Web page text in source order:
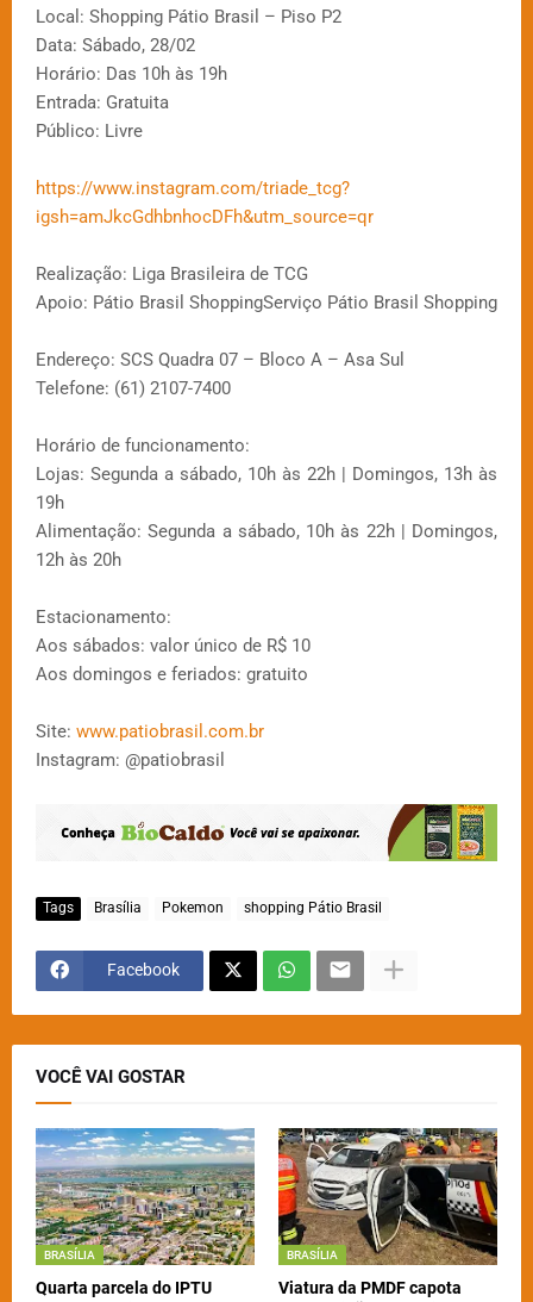
Local: Shopping Pátio Brasil – Piso P2
Data: Sábado, 28/02
Horário: Das 10h às 19h
Entrada: Gratuita
Público: Livre
https://www.instagram.com/triade_tcg?
igsh=amJkcGdhbnhocDFh&utm_source=qr
Realização: Liga Brasileira de TCG
Apoio: Pátio Brasil ShoppingServiço Pátio Brasil Shopping
Endereço: SCS Quadra 07 – Bloco A – Asa Sul
Telefone: (61) 2107-7400
Horário de funcionamento:
Lojas: Segunda a sábado, 10h às 22h | Domingos, 13h às
19h
Alimentação: Segunda a sábado, 10h às 22h | Domingos,
12h às 20h
Estacionamento:
Aos sábados: valor único de R$ 10
Aos domingos e feriados: gratuito
Site: www.patiobrasil.com.br
Instagram: @patiobrasil
Tags Brasília Pokemon shopping Pátio Brasil
Facebook
VOCÊ VAI GOSTAR
BRASÍLIA
Quarta parcela do IPTU
BRASÍLIA
Viatura da PMDF capota